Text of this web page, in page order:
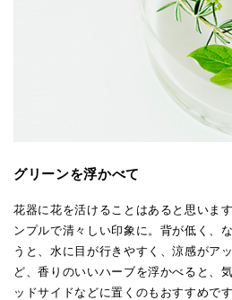
グリーンを浮かべて
花器に花を活けることはあると思いま
ンプルで清々しい印象に。背が低く、
うと、水に目が行きやすく、涼感がア
ど、香りのいいハーブを浮かべると、
ッドサイドなどに置くのもおすすめです